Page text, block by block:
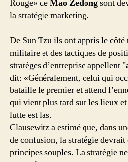
Rouge» deMao Zedongsont
la stratégie marketing.
De Sun Tzu ils ont appris le côté
militaire et des tactiques de
stratèges d’entreprise appellent "
dit: «Généralement, celui qui
bataille le premier et attend
qui vient plus tard sur les lieux
lutte est las.
Clausewitz a estimé que, dans
de confusion, la stratégie devrait
principes souples. La stratégie